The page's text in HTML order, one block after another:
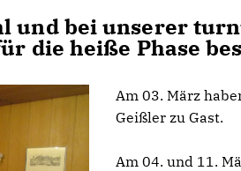
und bei unserer
die heiße Phase
Am 03. März
Geißler zu Gast.
Am 04. und 11.